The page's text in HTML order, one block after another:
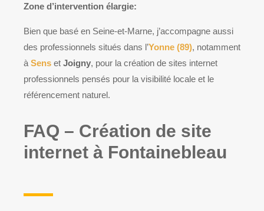
Zone d’intervention élargie:
Bien que basé en Seine-et-Marne, j’accompagne aussi
des professionnels situés dans l’Yonne (89), notamment
à Sens et Joigny, pour la création de sites internet
professionnels pensés pour la visibilité locale et le
référencement naturel.
FAQ – Création de site
internet à Fontainebleau